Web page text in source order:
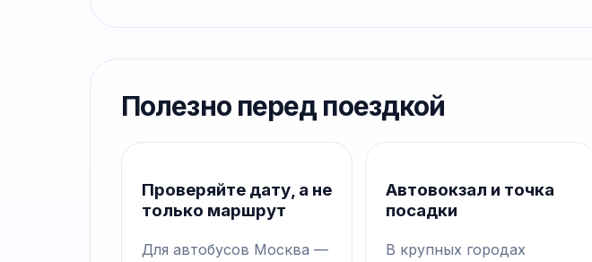
Полезно перед поездкой
Проверяйте дату, а не
только маршрут
Для автобусов Москва —
Автовокзал и точка
посадки
В крупных городах